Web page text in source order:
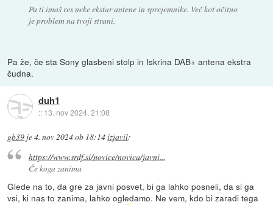
Pa ti imaš res neke ekstar antene in sprejemnike. Več kot očitno
je problem na tvoji strani.
Pa že, če sta Sony glasbeni stolp in Iskrina DAB+ antena ekstra
čudna.
duh1
:: 13. nov 2024, 21:08
gb39 je4. nov 2024 ob 18:14izjavil:
https://www.srdf.si/novice/novica/javni...
Če koga zanima
Glede na to, da gre za javni posvet, bi ga lahko posneli, da si ga
vsi, ki nas to zanima, lahko ogledamo. Ne vem, kdo bi zaradi tega